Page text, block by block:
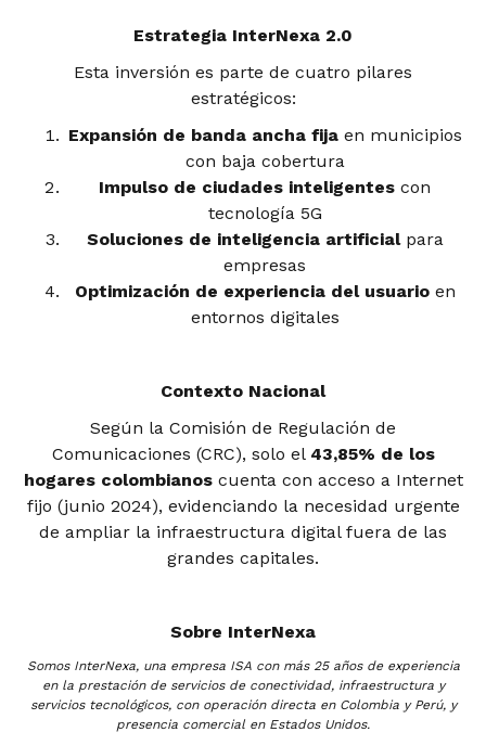
Estrategia InterNexa 2.0
Esta inversión es parte de cuatro pilares
estratégicos:
Expansión de banda ancha fijaen municipios
con baja cobertura
Impulso de ciudades inteligentes con
tecnología 5G
Soluciones de inteligencia artificialpara
empresas
Optimización de experiencia del usuarioen
entornos digitales
Contexto Nacional
Según la Comisión de Regulación de
Comunicaciones (CRC), solo el 43,85% de los
hogares colombianoscuenta con acceso a Internet
fijo (junio 2024), evidenciando la necesidad urgente
de ampliar la infraestructura digital fuera de las
grandes capitales.
Sobre InterNexa
Somos InterNexa, una empresa ISA con más 25 años de experiencia
en la prestación de servicios de conectividad, infraestructura y
servicios tecnológicos, con operación directa en Colombia y Perú, y
presencia comercial en Estados Unidos.